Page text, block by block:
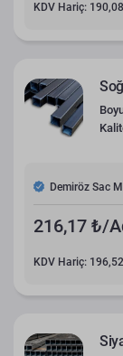
KDV Hariç:
Demiröz Sac
216,17 ₺/
KDV Hariç: